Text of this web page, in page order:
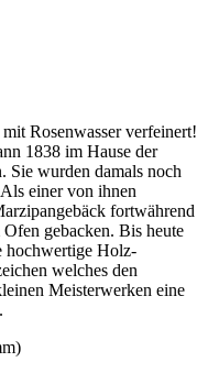
Rosenwasser verfeinert!
1838 im Hause der
Sie wurden damals noch
einer von ihnen
fortwährend
gebacken. Bis heute
hochwertige Holz-
welches den
Meisterwerken eine